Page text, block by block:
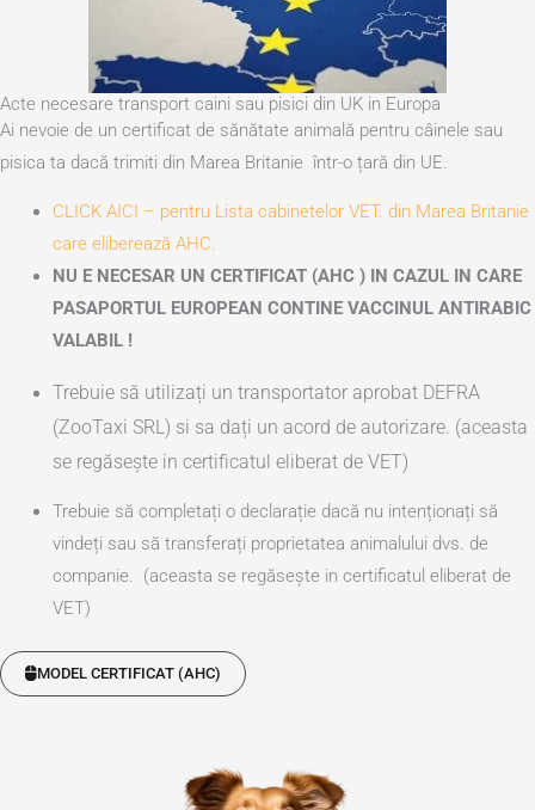
Acte necesare transport caini sau pisici din UK in Europa
Ai nevoie de un certificat de sănătate animală pentru câinele sau
pisica ta dacă trimiti din Marea Britanie într-o țară din UE.
CLICK AICI – pentru Lista cabinetelor VET. din Marea Britanie
care eliberează AHC.
NU E NECESAR UN CERTIFICAT (AHC ) IN CAZUL IN CARE
PASAPORTUL EUROPEAN CONTINE VACCINUL ANTIRABIC
VALABIL !
Trebuie să utilizați un transportator aprobat DEFRA
(ZooTaxi SRL) si sa dați un acord de autorizare. (aceasta
se regăsește in certificatul eliberat de VET)
Trebuie să completați o declarație dacă nu intenționați să
vindeți sau să transferați proprietatea animalului dvs. de
companie. (aceasta se regăsește in certificatul eliberat de
VET)
MODEL CERTIFICAT (AHC)